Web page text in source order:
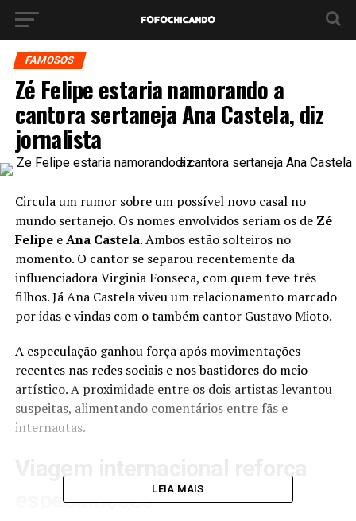
FAMOSOS
Zé Felipe estaria namorando a
cantora sertaneja Ana Castela, diz
jornalista
Circula um rumor sobre um possível novo casal no
mundo sertanejo. Os nomes envolvidos seriam os de Zé
FelipeeAna Castela. Ambos estão solteiros no
momento. O cantor se separou recentemente da
influenciadora Virginia Fonseca, com quem teve três
filhos. Já Ana Castela viveu um relacionamento marcado
por idas e vindas com o também cantor Gustavo Mioto.
A especulação ganhou força após movimentações
recentes nas redes sociais e nos bastidores do meio
artístico. A proximidade entre os dois artistas levantou
suspeitas, alimentando comentários entre fãs e
internautas.
Viagem internacional reforça
especulaçõesLEIA MAIS